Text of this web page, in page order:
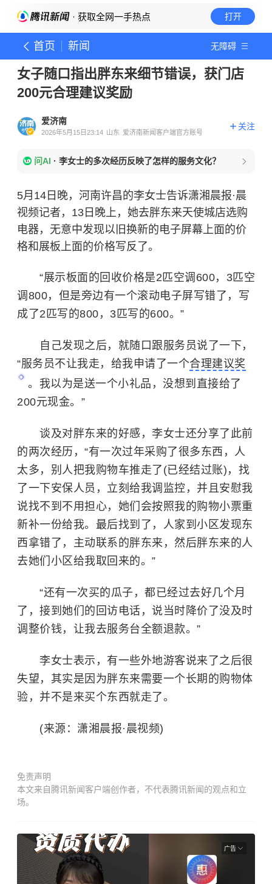
· 获取全网一手热点 打开
首页 新闻 无障碍
女子随口指出胖东来细节错误，获门店
200元合理建议奖励
爱济南
2026年5月15日23:14 山东 爱济南新闻客户端官方账号
关注
问AI · 李女士的多次经历反映了怎样的服务文化？
5月14日晚，河南许昌的李女士告诉潇湘晨报·晨
视频记者，13日晚上，她去胖东来天使城店选购
电器，无意中发现以旧换新的电子屏幕上面的价
格和展板上面的价格写反了。
“展示板面的回收价格是2匹空调600，3匹空
调800，但是旁边有一个滚动电子屏写错了，写
成了2匹写的800，3匹写的600。”
自己发现之后，就随口跟服务员说了一下，
“服务员不让我走，给我申请了一个合理建议奖
。我以为是送一个小礼品，没想到直接给了
200元现金。”
谈及对胖东来的好感，李女士还分享了此前
的两次经历，“有一次过年采购了很多东西，人
太多，别人把我购物车推走了(已经结过账)，找
了一下安保人员，立刻给我调监控，并且安慰我
说找不到不用担心，她们会按照我的购物小票重
新补一份给我。最后找到了，人家到小区发现东
西拿错了，主动联系的胖东来，然后胖东来的人
去她们小区给我取回来的。”
“还有一次买的瓜子，都已经过去好几个月
了，接到她们的回访电话，说当时降价了没及时
调整价钱，让我去服务台全额退款。”
李女士表示，有一些外地游客说来了之后很
失望，其实是因为胖东来需要一个长期的购物体
验，并不是来买个东西就走了。
(来源：潇湘晨报·晨视频)
免责声明
本文来自腾讯新闻客户端创作者，不代表腾讯新闻的观点和立
场。
广告